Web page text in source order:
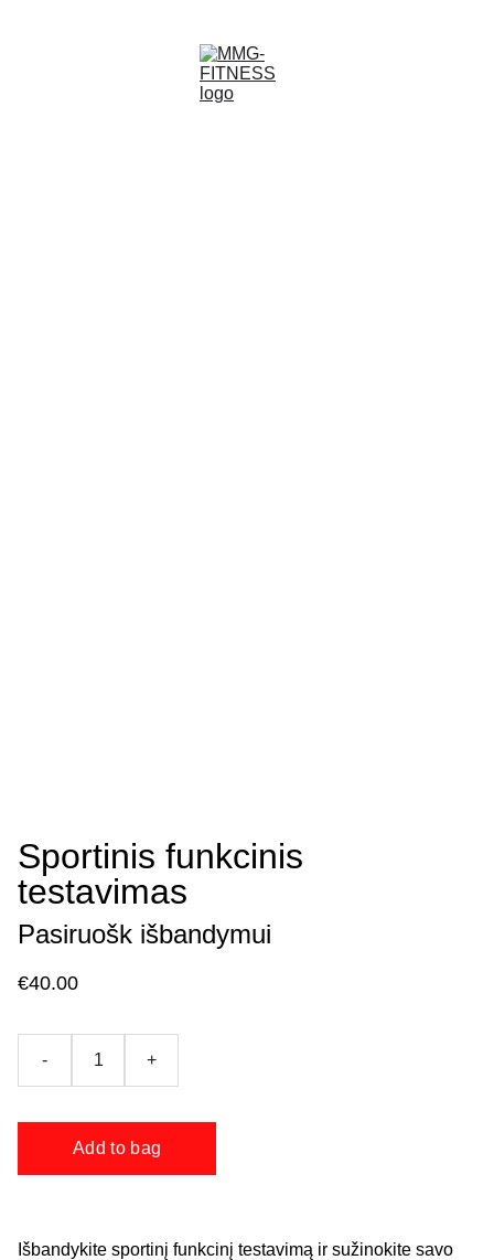
Sportinis funkcinis
testavimas
Pasiruošk išbandymui
€40.00
- +
Add to bag
Išbandykite sportinį funkcinį testavimą ir sužinokite savo